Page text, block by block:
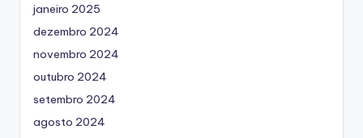
janeiro 2025
dezembro 2024
novembro 2024
outubro 2024
setembro 2024
agosto 2024